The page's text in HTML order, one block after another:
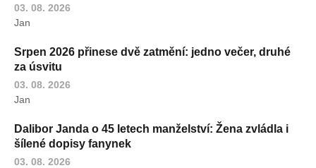
03. 08. 2026
Jan
Srpen 2026 přinese dvě zatmění: jedno večer, druhé
za úsvitu
03. 08. 2026
Jan
Dalibor Janda o 45 letech manželství: Žena zvládla i
šílené dopisy fanynek
03. 08. 2026